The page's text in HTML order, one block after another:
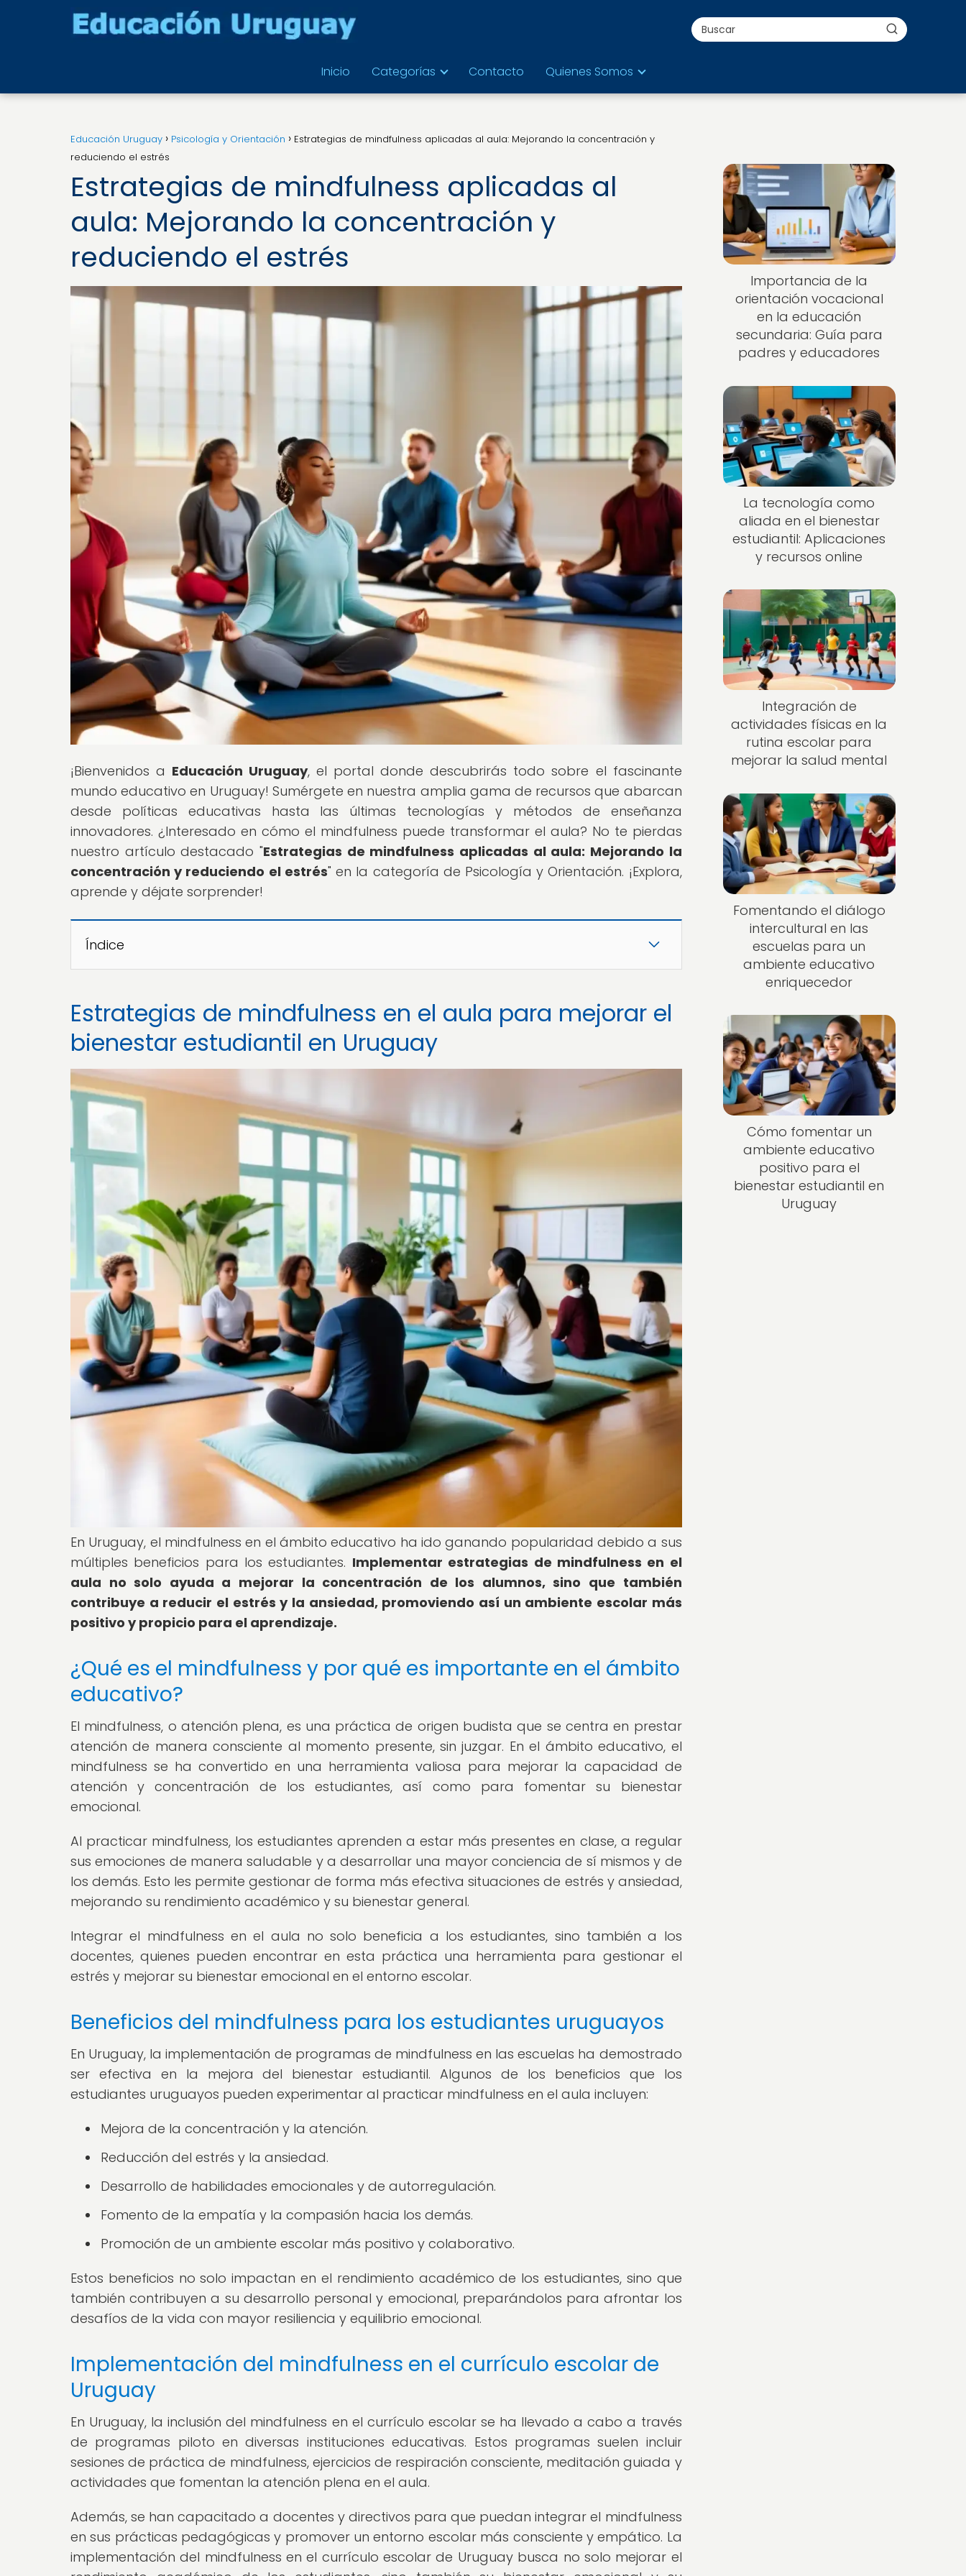
Inicio Categorías Contacto Quienes Somos
Educación Uruguay Psicología y Orientación
Estrategias de mindfulness aplicadas al aula: Mejorando la concentración y
reduciendo el estrés
Estrategias de mindfulness aplicadas al
aula: Mejorando la concentración y
reduciendo el estrés
¡Bienvenidos a Educación Uruguay, el portal donde descubrirás todo sobre el fascinante
mundo educativo en Uruguay! Sumérgete en nuestra amplia gama de recursos que abarcan
desde políticas educativas hasta las últimas tecnologías y métodos de enseñanza
innovadores. ¿Interesado en cómo el mindfulness puede transformar el aula? No te pierdas
nuestro artículo destacado "Estrategias de mindfulness aplicadas al aula: Mejorando la
concentración y reduciendo el estrés" en la categoría de Psicología y Orientación. ¡Explora,
aprende y déjate sorprender!
Índice
Estrategias de mindfulness en el aula para mejorar el
bienestar estudiantil en Uruguay
En Uruguay, el mindfulness en el ámbito educativo ha ido ganando popularidad debido a sus
múltiples beneficios para los estudiantes. Implementar estrategias de mindfulness en el
aula no solo ayuda a mejorar la concentración de los alumnos, sino que también
contribuye a reducir el estrés y la ansiedad, promoviendo así un ambiente escolar más
positivo y propicio para el aprendizaje.
¿Qué es el mindfulness y por qué es importante en el ámbito
educativo?
El mindfulness, o atención plena, es una práctica de origen budista que se centra en prestar
atención de manera consciente al momento presente, sin juzgar. En el ámbito educativo, el
mindfulness se ha convertido en una herramienta valiosa para mejorar la capacidad de
atención y concentración de los estudiantes, así como para fomentar su bienestar
emocional.
Al practicar mindfulness, los estudiantes aprenden a estar más presentes en clase, a regular
sus emociones de manera saludable y a desarrollar una mayor conciencia de sí mismos y de
los demás. Esto les permite gestionar de forma más efectiva situaciones de estrés y ansiedad,
mejorando su rendimiento académico y su bienestar general.
Integrar el mindfulness en el aula no solo beneficia a los estudiantes, sino también a los
docentes, quienes pueden encontrar en esta práctica una herramienta para gestionar el
estrés y mejorar su bienestar emocional en el entorno escolar.
Beneficios del mindfulness para los estudiantes uruguayos
En Uruguay, la implementación de programas de mindfulness en las escuelas ha demostrado
ser efectiva en la mejora del bienestar estudiantil. Algunos de los beneficios que los
estudiantes uruguayos pueden experimentar al practicar mindfulness en el aula incluyen:
Mejora de la concentración y la atención.
Reducción del estrés y la ansiedad.
Desarrollo de habilidades emocionales y de autorregulación.
Fomento de la empatía y la compasión hacia los demás.
Promoción de un ambiente escolar más positivo y colaborativo.
Estos beneficios no solo impactan en el rendimiento académico de los estudiantes, sino que
también contribuyen a su desarrollo personal y emocional, preparándolos para afrontar los
desafíos de la vida con mayor resiliencia y equilibrio emocional.
Implementación del mindfulness en el currículo escolar de
Uruguay
En Uruguay, la inclusión del mindfulness en el currículo escolar se ha llevado a cabo a través
de programas piloto en diversas instituciones educativas. Estos programas suelen incluir
sesiones de práctica de mindfulness, ejercicios de respiración consciente, meditación guiada y
actividades que fomentan la atención plena en el aula.
Además, se han capacitado a docentes y directivos para que puedan integrar el mindfulness
en sus prácticas pedagógicas y promover un entorno escolar más consciente y empático. La
implementación del mindfulness en el currículo escolar de Uruguay busca no solo mejorar el
Importancia de la
orientación vocacional
en la educación
secundaria: Guía para
padres y educadores
La tecnología como
aliada en el bienestar
estudiantil: Aplicaciones
y recursos online
Integración de
actividades físicas en la
rutina escolar para
mejorar la salud mental
Fomentando el diálogo
intercultural en las
escuelas para un
ambiente educativo
enriquecedor
Cómo fomentar un
ambiente educativo
positivo para el
bienestar estudiantil en
Uruguay